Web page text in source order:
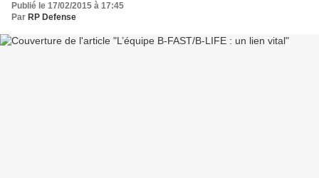
Publié le 17/02/2015 à 17:45
Par RP Defense